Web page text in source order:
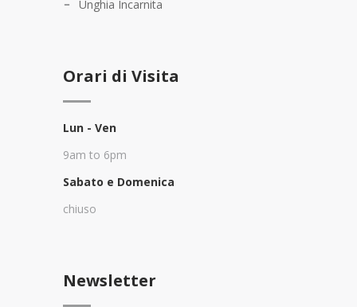
Unghia Incarnita
Orari di Visita
Lun - Ven
9am to 6pm
Sabato e Domenica
chiuso
Newsletter